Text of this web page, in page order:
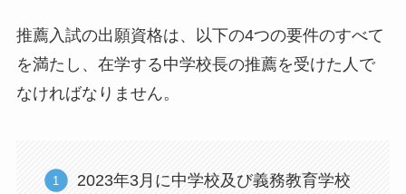
推薦入試の出願資格は、以下の4つの要件のすべて
を満たし、在学する中学校長の推薦を受けた人で
なければなりません。
2023年3月に中学校及び義務教育学校